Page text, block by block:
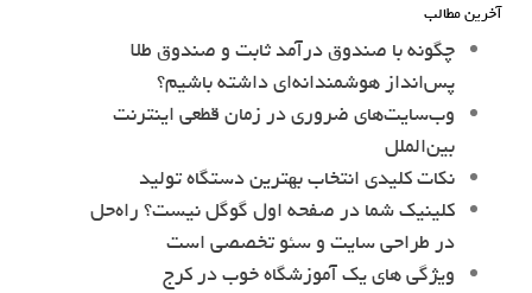
آخرین مطالب
چگونه با صندوق درآمد ثابت و صندوق طلا
پس‌انداز هوشمندانه‌ای داشته باشیم؟
وب‌سایت‌های ضروری در زمان قطعی اینترنت
بین‌الملل
نکات کلیدی انتخاب بهترین دستگاه تولید
کلینیک شما در صفحه اول گوگل نیست؟ راه‌حل
در طراحی سایت و سئو تخصصی است
ویژگی های یک آموزشگاه خوب در کرج